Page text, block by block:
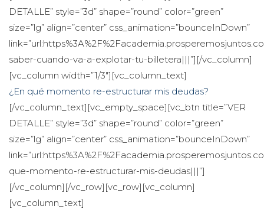
DETALLE” style=”3d” shape=”round” color=”green”
ize=”lg” align=”center” css_animation=”bounceInDown”
aber-cuando-va-a-explotar-tu-billetera|||”][/vc_column]
[vc_column width=”1/3″][vc_column_text]
¿En qué momento re-estructurar mis deudas?
[/vc_column_text][vc_empty_space][vc_btn title=”VER
DETALLE” style=”3d” shape=”round” color=”green”
ize=”lg” align=”center” css_animation=”bounceInDown”
que-momento-re-estructurar-mis-deudas|||”]
[/vc_column][/vc_row][vc_row][vc_column]
[vc_column_text]